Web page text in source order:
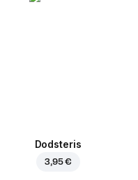
Dodsteris
3,95 €